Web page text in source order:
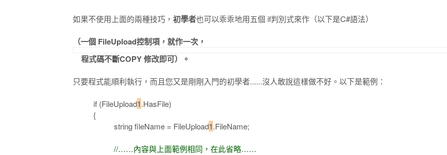
如果不使用上面的兩種技巧， 初學者也可以乖乖地用五個 if判別式來作（以下是C#語法）
（一個 FileUpload控制項，就作一次，
程式碼不斷COPY 修改即可）。
只要程式能順利執行，而且您又是剛剛入門的初學者......沒人敢說這樣做不好。以下是範例：
if (FileUpload1.HasFile)
{
string fileName = FileUpload1.FileName;
//……內容與上面範例相同，在此省略……